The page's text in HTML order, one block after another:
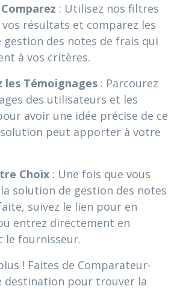
: Utilisez nos filtres
résultats et comparez les
gestion des notes de frais qui
à vos critères.
les Témoignages : Parcourez
des utilisateurs et les
avoir une idée précise de ce
solution peut apporter à votre
Choix : Une fois que vous
solution de gestion des notes
suivez le lien pour en
entrez directement en
le fournisseur.
! Faites de Comparateur-
destination pour trouver la